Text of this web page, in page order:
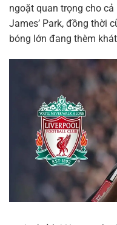
ngoặt quan trọng cho
James’ Park, đồng thời
bóng lớn đang thèm